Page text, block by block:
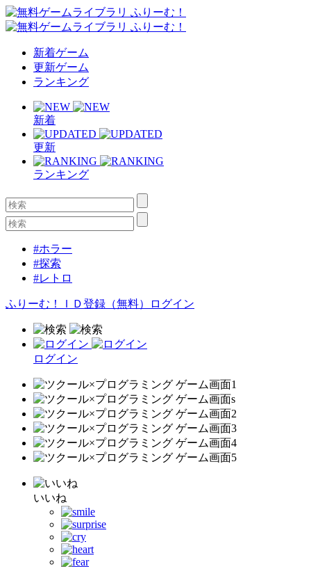
新着ゲーム
更新ゲーム
ランキング
新着
更新
ランキング
#ホラー
#探索
#レトロ
ふりーむ！ＩＤ登録（無料） ログイン
ログイン
いいね